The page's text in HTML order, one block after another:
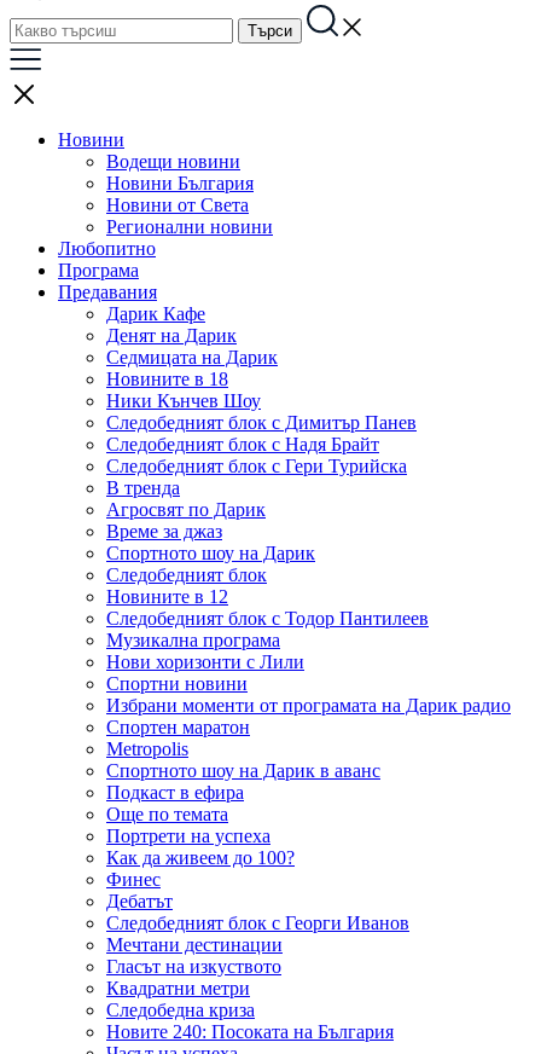
Новини
Водещи новини
Новини България
Новини от Света
Регионални новини
Любопитно
Програма
Предавания
Дарик Кафе
Денят на Дарик
Седмицата на Дарик
Новините в 18
Ники Кънчев Шоу
Следобедният блок с Димитър Панев
Следобедният блок с Надя Брайт
Следобедният блок с Гери Турийска
В тренда
Агросвят по Дарик
Време за джаз
Спортното шоу на Дарик
Следобедният блок
Новините в 12
Следобедният блок с Тодор Пантилеев
Музикална програма
Нови хоризонти с Лили
Спортни новини
Избрани моменти от програмата на Дарик радио
Спортен маратон
Metropolis
Спортното шоу на Дарик в аванс
Подкаст в ефира
Още по темата
Портрети на успеха
Как да живеем до 100?
Финес
Дебатът
Следобедният блок с Георги Иванов
Мечтани дестинации
Гласът на изкуството
Квадратни метри
Следобедна криза
Новите 240: Посоката на България